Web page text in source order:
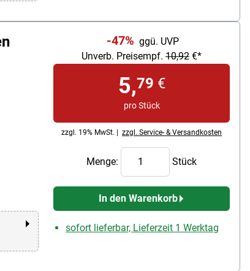
-47% ggü. UVP
Unverb. Preisempf. 10,92 €*
5,79 €
pro Stück
zzgl. 19% MwSt. | zzgl. Service- & Versandkosten
Menge: Stück
In den Warenkorb
sofort lieferbar, Lieferzeit 1 Werktag